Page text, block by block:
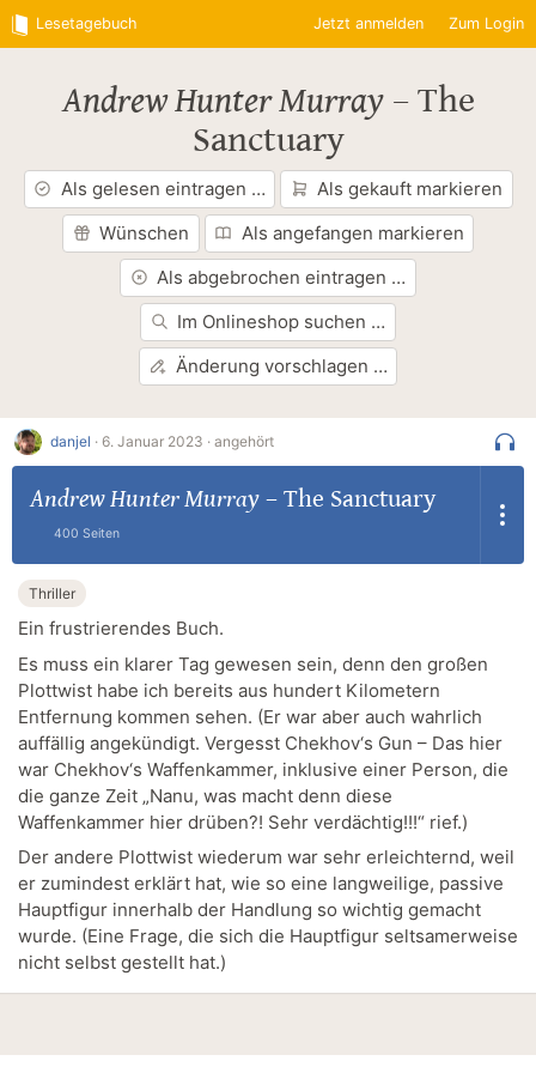
Lesetagebuch Jetzt anmelden Zum Login
Andrew Hunter Murray– The
Sanctuary
Als gelesen eintragen …
Als gekauft markieren
Wünschen
Als angefangen markieren
Als abgebrochen eintragen …
Im Onlineshop suchen …
Änderung vorschlagen …
danjel · 6. Januar 2023 · angehört
Andrew Hunter Murray– The Sanctuary
400 Seiten
Thriller
Ein frustrierendes Buch.
Es muss ein klarer Tag gewesen sein, denn den großen
Plottwist habe ich bereits aus hundert Kilometern
Entfernung kommen sehen. (Er war aber auch wahrlich
auffällig angekündigt. Vergesst Chekhov‘s Gun – Das hier
war Chekhov‘s Waffenkammer, inklusive einer Person, die
die ganze Zeit „Nanu, was macht denn diese
Waffenkammer hier drüben?! Sehr verdächtig!!!“ rief.)
Der andere Plottwist wiederum war sehr erleichternd, weil
er zumindest erklärt hat, wie so eine langweilige, passive
Hauptfigur innerhalb der Handlung so wichtig gemacht
wurde. (Eine Frage, die sich die Hauptfigur seltsamerweise
nicht selbst gestellt hat.)